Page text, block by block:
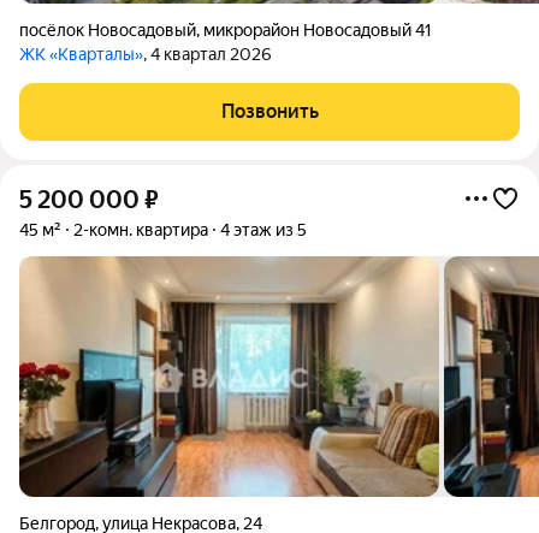
посёлок Новосадовый, микрорайон Новосадовый 41
ЖК «Кварталы», 4 квартал 2026
Позвонить
5 200 000 ₽
45 м² 2-комн. квартира 4 этаж из 5
Белгород,улица Некрасова, 24